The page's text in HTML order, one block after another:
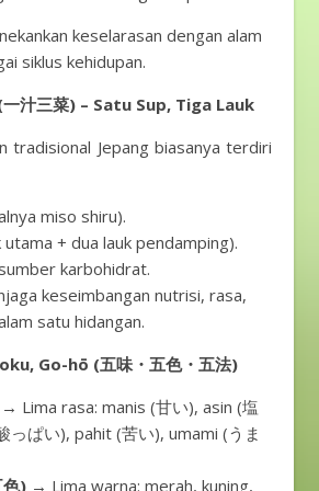
keselarasan dengan alam
siklus kehidupan.
汁三菜) – Satu Sup, Tiga Lauk
tradisional Jepang biasanya terdiri
miso shiru).
utama + dua lauk pendamping).
karbohidrat.
keseimbangan nutrisi, rasa,
satu hidangan.
Go-hō (五味・五色・五法)
→ Lima rasa: manis (甘い), asin (塩
っぱい), pahit (苦い), umami (うま
) → Lima warna: merah, kuning,